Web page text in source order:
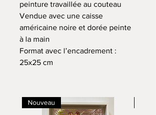
peinture travaillée au couteau
Vendue avec une caisse
américaine noire et dorée peinte
à la main
Format avec l’encadrement :
25x25 cm
Nouveau